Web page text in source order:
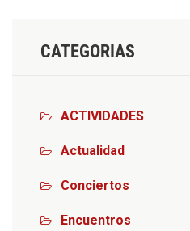
CATEGORIAS
ACTIVIDADES
Actualidad
Conciertos
Encuentros